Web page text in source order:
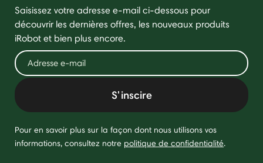
Saisissez votre adresse e-mail ci-dessous pour
découvrir les dernières offres, les nouveaux produits
iRobot et bien plus encore.
S'inscire
Pour en savoir plus sur la façon dont nous utilisons vos
informations, consultez notre politique de confidentialité.